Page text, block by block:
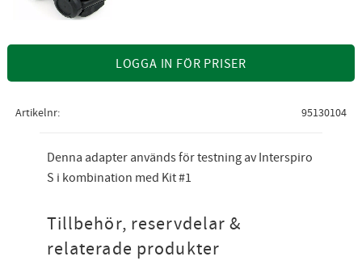
LOGGA IN FÖR PRISER
Artikelnr 95130104
Denna adapter används för testning av Interspiro
S i kombination med Kit #1
Tillbehör, reservdelar &
relaterade produkter